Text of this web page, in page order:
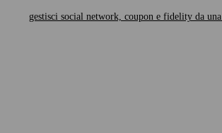
gestisci social network, coupon e fidelity da